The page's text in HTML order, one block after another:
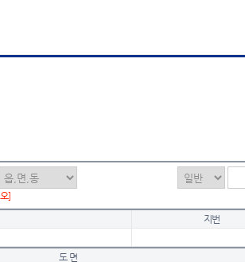
]
지번
도 면